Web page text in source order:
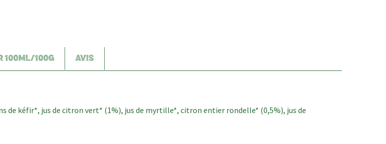
100ML/100G AVIS
de kéfir*, jus de citron vert* (1%), jus de myrtille*, citron entier rondelle* (0,5%), jus de